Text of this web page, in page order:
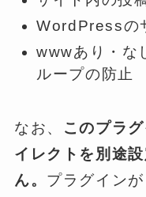
WordPressの
wwwあり・な
ループの防止
なお、
このプラ
イレクトを別途
ん。 プラグイン